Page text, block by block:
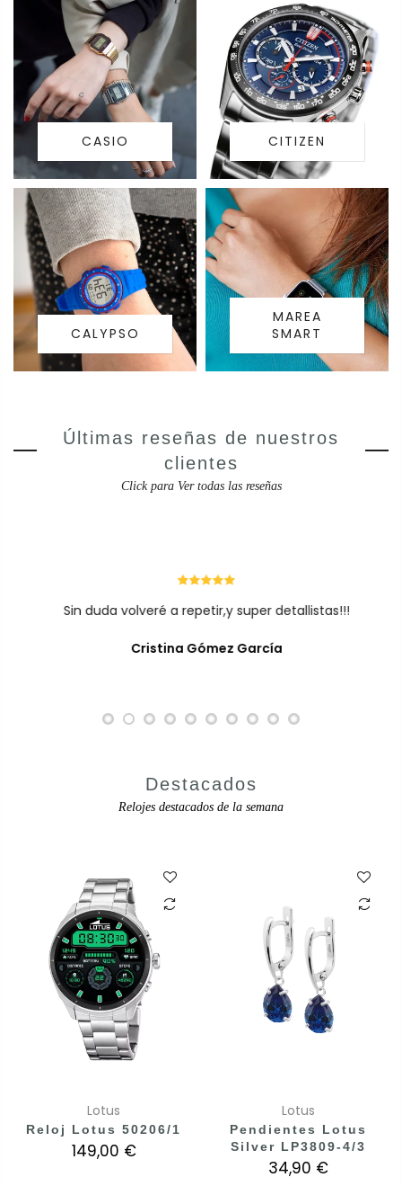
CASIO
CALYPSO
CITIZEN
MAREA
SMART
Últimas reseñas de nuestros
clientes
Click para Ver todas las reseñas
Sin duda volveré a repetir,y super detallistas!!!
Cristina Gómez García
Destacados
Relojes destacados de la semana
Lotus
Reloj Lotus 50206/1
149,00 €
Lotus
Pendientes Lotus
Silver LP3809-4/3
34,90 €